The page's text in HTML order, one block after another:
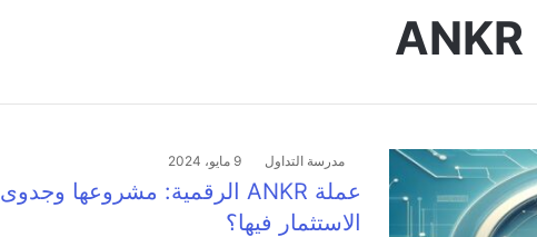
مدرسة التداول 9 مايو، 2024
عملة ANKR الرقمية: مشروعها وجدوى
الاستثمار فيها؟